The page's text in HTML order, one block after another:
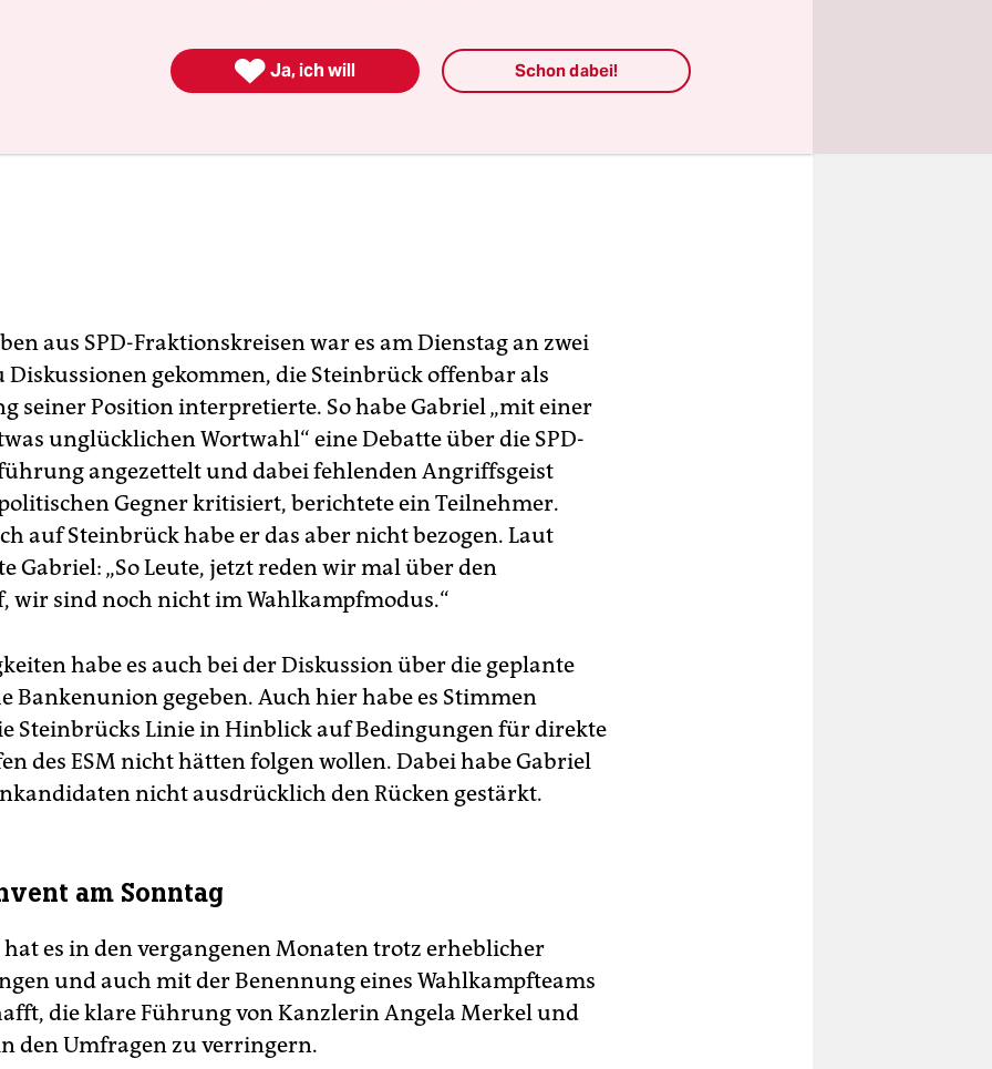
aus SPD-Fraktionskreisen war es am Dienstag an zwei
Diskussionen gekommen, die Steinbrück offenbar als
seiner Position interpretierte. So habe Gabriel „mit einer
unglücklichen Wortwahl“ eine Debatte über die SPD-
angezettelt und dabei fehlenden Angriffsgeist
Gegner kritisiert, berichtete ein Teilnehmer.
auf Steinbrück habe er das aber nicht bezogen. Laut
Gabriel: „So Leute, jetzt reden wir mal über den
wir sind noch nicht im Wahlkampfmodus.“
habe es auch bei der Diskussion über die geplante
Bankenunion gegeben. Auch hier habe es Stimmen
Steinbrücks Linie in Hinblick auf Bedingungen für direkte
des ESM nicht hätten folgen wollen. Dabei habe Gabriel
nicht ausdrücklich den Rücken gestärkt.
am Sonntag
es in den vergangenen Monaten trotz erheblicher
und auch mit der Benennung eines Wahlkampfteams
die klare Führung von Kanzlerin Angela Merkel und
den Umfragen zu verringern.
 Ja, ich will Schon dabei!